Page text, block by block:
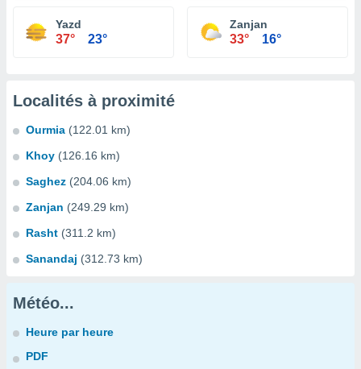
Yazd
37° 23°
Zanjan
33° 16°
Localités à proximité
Ourmia (122.01 km)
Khoy (126.16 km)
Saghez (204.06 km)
Zanjan (249.29 km)
Rasht (311.2 km)
Sanandaj (312.73 km)
Météo...
Heure par heure
PDF